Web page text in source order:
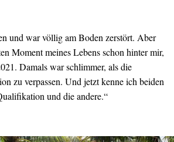
und war völlig am Boden zerstört. Aber
Moment meines Lebens schon hinter mir,
Damals war schlimmer, als die
zu verpassen. Und jetzt kenne ich beiden
und die andere.“